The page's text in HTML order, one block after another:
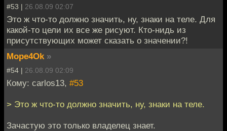
#53 | 26.08.09 02:07
Это ж что-то должно значить, ну, знаки на теле. Для
какой-то цели их все же рисуют. Кто-нидь из
присутствующих может сказать о значении?!
Mope4Ok »
#54 | 26.08.09 02:09
Кому: carlos13, #53
> Это ж что-то должно значить, ну, знаки на теле.
Зачастую это только владелец знает.